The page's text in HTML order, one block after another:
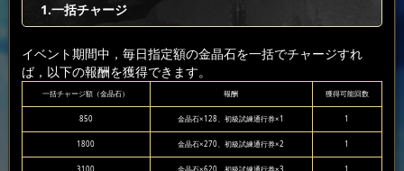
1.一括チャージ
イベント期間中，毎日指定額の金晶石を一括でチャージすれ
ば，以下の報酬を獲得できます。
一括チャージ額（金晶石） 報酬 獲得可能回数
850 金晶石×128、初級試練通行券×1 1
1800 金晶石×270、初級試練通行券×2 1